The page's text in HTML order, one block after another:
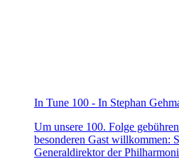
In Tune 100 - In Stephan
Um unsere 100. Folge
besonderen Gast willkommen:
Generaldirektor der